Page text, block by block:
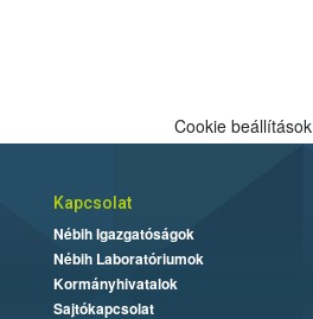
Cookie beállítások
Kapcsolat
Nébih Igazgatóságok
Nébih Laboratóriumok
Kormányhivatalok
Sajtókapcsolat